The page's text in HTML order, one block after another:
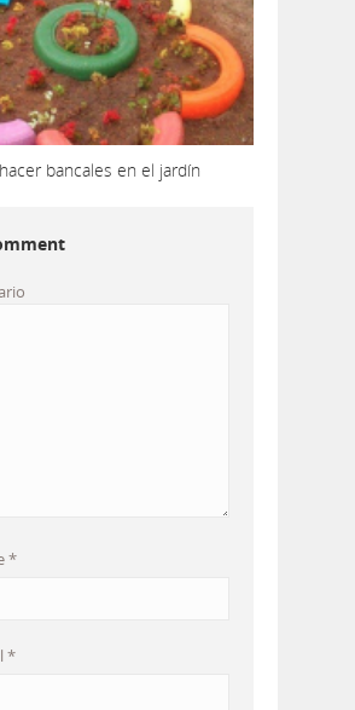
bancales en el jardín
*
*